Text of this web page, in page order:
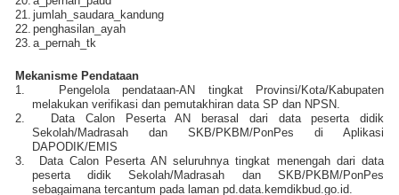
21. jumlah_saudara_kandung
22. penghasilan_ayah
23. a_pernah_tk
Mekanisme Pendataan
1.
Pengelola pendataan-AN tingkat Provinsi/Kota/Kabupaten
melakukan verifikasi dan pemutakhiran data SP dan NPSN.
2.
Data Calon Peserta AN berasal dari data peserta didik
Sekolah/Madrasah dan SKB/PKBM/PonPes di Aplikasi
DAPODIK/EMIS
3.
Data Calon Peserta AN seluruhnya tingkat menengah dari data
peserta didik Sekolah/Madrasah dan SKB/PKBM/PonPes
sebagaimana tercantum pada laman pd.data.kemdikbud.go.id.